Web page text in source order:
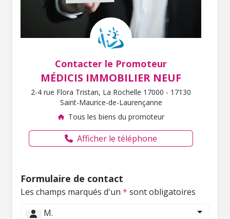
Contacter le Promoteur
MÉDICIS IMMOBILIER NEUF
2-4 rue Flora Tristan, La Rochelle 17000 - 17130
Saint-Maurice-de-Laurençanne
Tous les biens du promoteur
Afficher le téléphone
Formulaire de contact
Les champs marqués d'un * sont obligatoires
M.